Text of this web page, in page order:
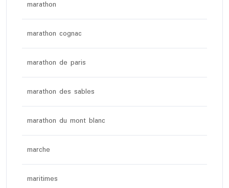
marathon
marathon cognac
marathon de paris
marathon des sables
marathon du mont blanc
marche
maritimes